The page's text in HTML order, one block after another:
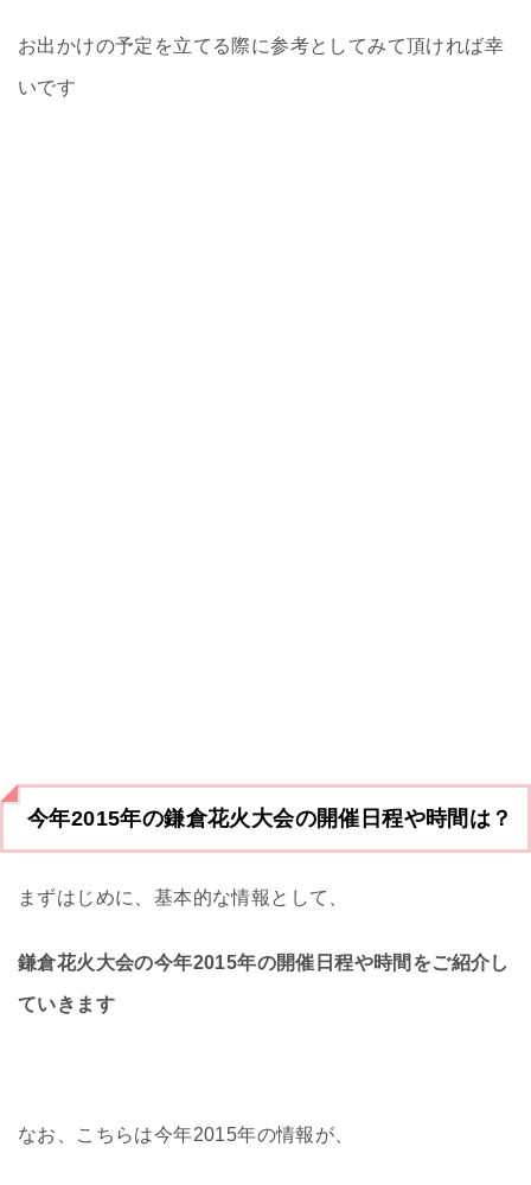
お出かけの予定を立てる際に参考としてみて頂ければ幸
いです
今年2015年の鎌倉花火大会の開催日程や時間は？
まずはじめに、基本的な情報として、
鎌倉花火大会の今年2015年の開催日程や時間をご紹介し
ていきます
なお、こちらは今年2015年の情報が、